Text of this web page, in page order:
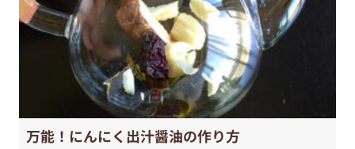
万能！にんにく出汁醤油の作り方